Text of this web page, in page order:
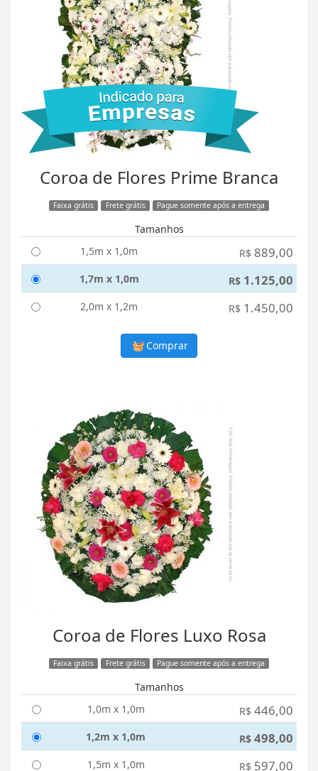
Coroa de Flores Prime Branca
Faixa grátis Frete grátis Pague somente após a entrega
Tamanhos
1,5m x 1,0m
R$ 889,00
1,7m x 1,0m R$ 1.125,00
2,0m x 1,2m R$ 1.450,00
Comprar
Coroa de Flores Luxo Rosa
Faixa grátis Frete grátis Pague somente após a entrega
Tamanhos
1,0m x 1,0m
R$ 446,00
1,2m x 1,0m R$ 498,00
1,5m x 1,0m R$ 597,00